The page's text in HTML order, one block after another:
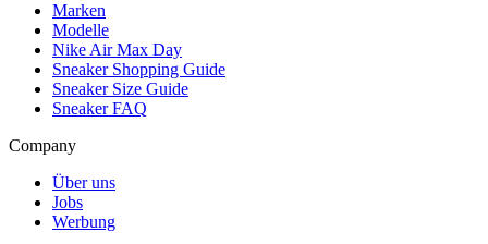
Marken
Modelle
Nike Air Max Day
Sneaker Shopping Guide
Sneaker Size Guide
Sneaker FAQ
Company
Über uns
Jobs
Werbung